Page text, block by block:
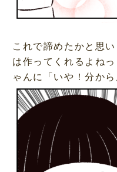
これで諦めたかと思
は作ってくれるよね
ゃんに「いや！分か